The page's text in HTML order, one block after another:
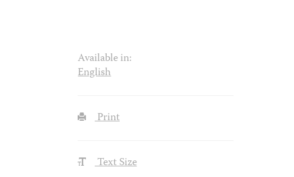
Available in:
English
Print
Text Size